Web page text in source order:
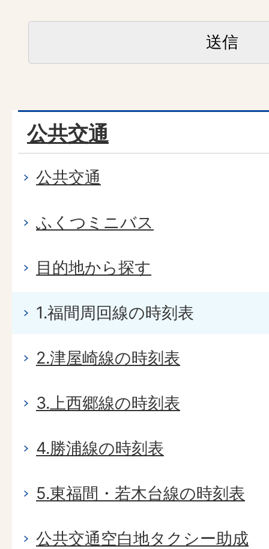
公共交通
公共交通
ふくつミニバス
目的地から探す
1.福間周回線の時刻表
2.津屋崎線の時刻表
3.上西郷線の時刻表
4.勝浦線の時刻表
5.東福間・若木台線の時刻表
公共交通空白地タクシー助成